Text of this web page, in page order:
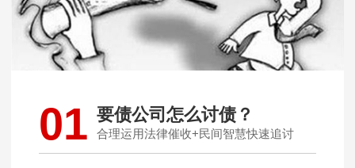
01 要债公司怎么讨债？
合理运用法律催收+民间智慧快速追讨